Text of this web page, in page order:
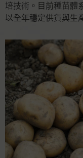
培技術。目前種苗體
以全年穩定供貨與生